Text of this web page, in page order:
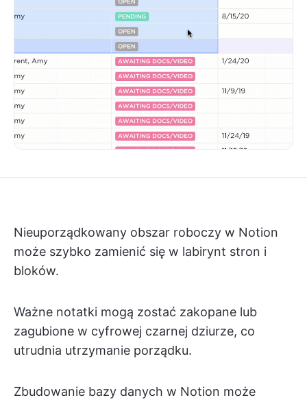
Nieuporządkowany obszar roboczy w Notion
może szybko zamienić się w labirynt stron i
bloków.
Ważne notatki mogą zostać zakopane lub
zagubione w cyfrowej czarnej dziurze, co
utrudnia utrzymanie porządku.
Zbudowanie bazy danych w Notion może